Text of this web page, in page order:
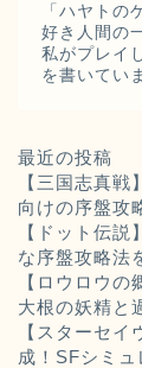
「ハヤトの
好き人間の
私がプレイ
を書いてい
最近の投稿
【三国志真
向けの序盤攻
【ドット伝
な序盤攻略法
【ロウロウ
大根の妖精と
【スターセ
成！SFシミ